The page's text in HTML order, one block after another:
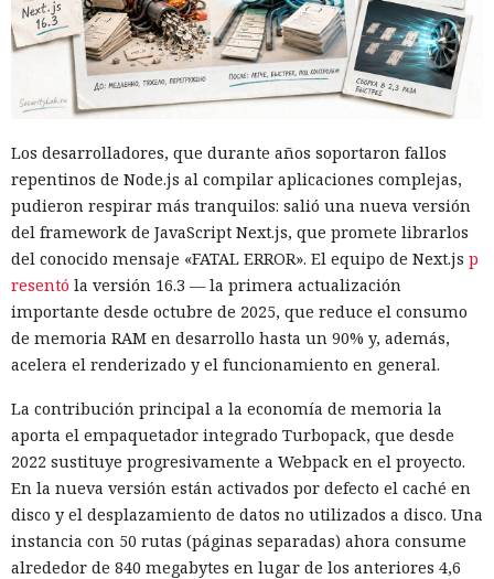
Los desarrolladores, que durante años soportaron fallos
repentinos de Node.js al compilar aplicaciones complejas,
pudieron respirar más tranquilos: salió una nueva versión
del framework de JavaScript Next.js, que promete librarlos
del conocido mensaje «FATAL ERROR». El equipo de Next.js p
resentó la versión 16.3 — la primera actualización
importante desde octubre de 2025, que reduce el consumo
de memoria RAM en desarrollo hasta un 90% y, además,
acelera el renderizado y el funcionamiento en general.
La contribución principal a la economía de memoria la
aporta el empaquetador integrado Turbopack, que desde
2022 sustituye progresivamente a Webpack en el proyecto.
En la nueva versión están activados por defecto el caché en
disco y el desplazamiento de datos no utilizados a disco. Una
instancia con 50 rutas (páginas separadas) ahora consume
alrededor de 840 megabytes en lugar de los anteriores 4,6